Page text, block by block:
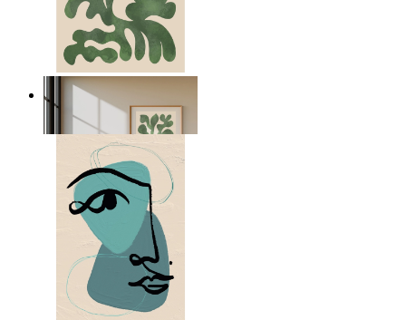
Nordic Green Forms
14,95 €